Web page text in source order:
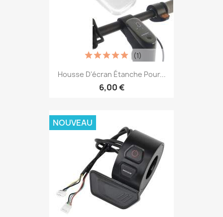
Housse D'écran Étanche Pour...
6,00 €
(1)
NOUVEAU